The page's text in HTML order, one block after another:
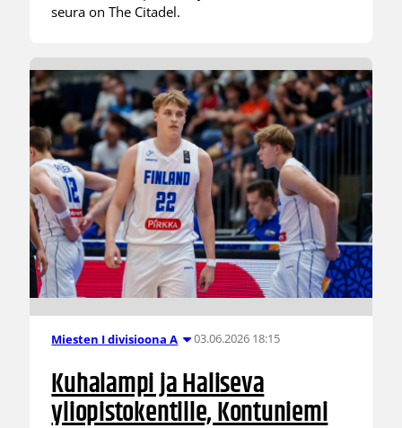
seura on The Citadel.
Miesten I divisioona A 03.06.2026 18:15
Kuhalampi ja Haliseva
yliopistokentille, Kontuniemi